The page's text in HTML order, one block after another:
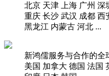
北京 天津 上海 广州 深
重庆 长沙 武汉 成都 西
黑龙江 内蒙古 河北 ...
新鸿儒服务与合作的全
美国 加拿大 德国 法国